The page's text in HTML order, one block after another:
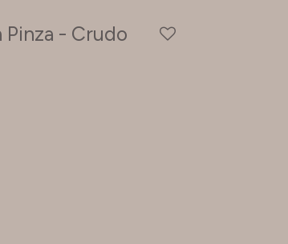
Pinza - Crudo